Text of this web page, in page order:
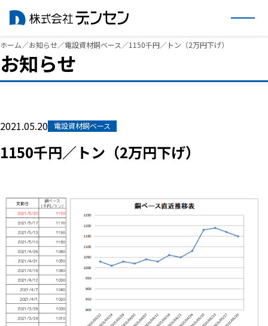
内
容
を
ッ
ホーム／お知らせ／電設資材銅ベース ／1150千円／トン（2万円下げ）
お知らせ
2021.05.20 電設資材銅ベース
1150千円／トン（2万円下げ）